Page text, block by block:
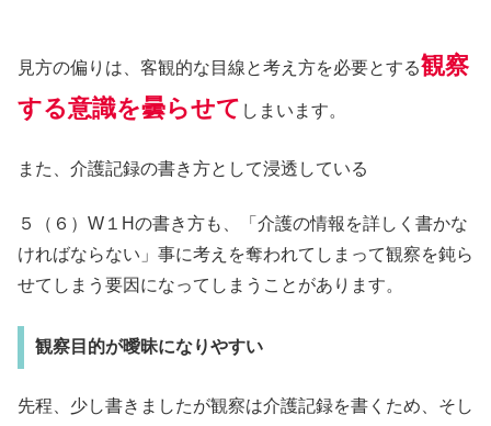
見方の偏りは、客観的な目線と考え方を必要とする観察
する意識を曇らせて しまいます。
また、介護記録の書き方として浸透している
５（６）W１Hの書き方も、「介護の情報を詳しく書かな
ければならない」事に考えを奪われてしまって観察を鈍ら
せてしまう要因になってしまうことがあります。
観察目的が曖昧になりやすい
先程、少し書きましたが観察は介護記録を書くため、そし